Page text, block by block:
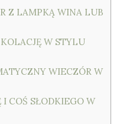
Z LAMPKĄ WINA LUB
W STYLU
WIECZÓR W
I COŚ SŁODKIEGO W